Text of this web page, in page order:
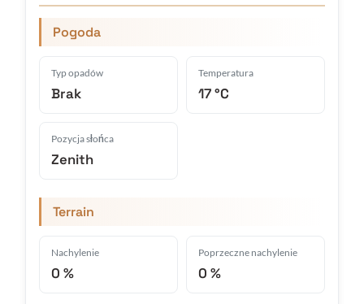
Pogoda
Typ opadów
Brak
Temperatura
17 °C
Pozycja słońca
Zenith
Terrain
Nachylenie
0 %
Poprzeczne nachylenie
0 %